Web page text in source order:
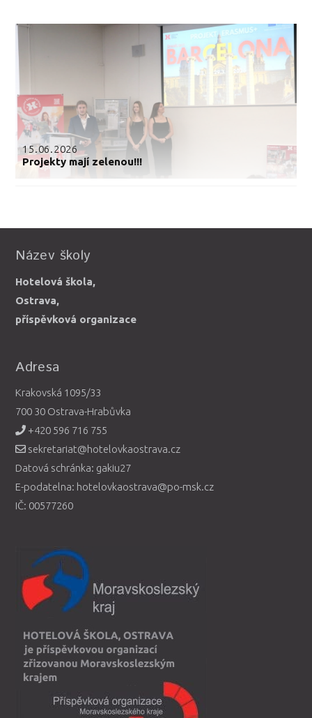
15.06.2026
Projekty mají zelenou!!!
Název školy
Hotelová škola,
Ostrava,
příspěvková organizace
Adresa
Krakovská 1095/33
700 30 Ostrava-Hrabůvka
+420 596 716 755
sekretariat@hotelovkaostrava.cz
Datová schránka: gakiu27
E-podatelna: hotelovkaostrava@po-msk.cz
IČ: 00577260